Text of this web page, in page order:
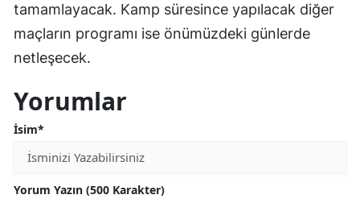
tamamlayacak. Kamp süresince yapılacak diğer
maçların programı ise önümüzdeki günlerde
netleşecek.
Yorumlar
İsim*
Yorum Yazın (500 Karakter)